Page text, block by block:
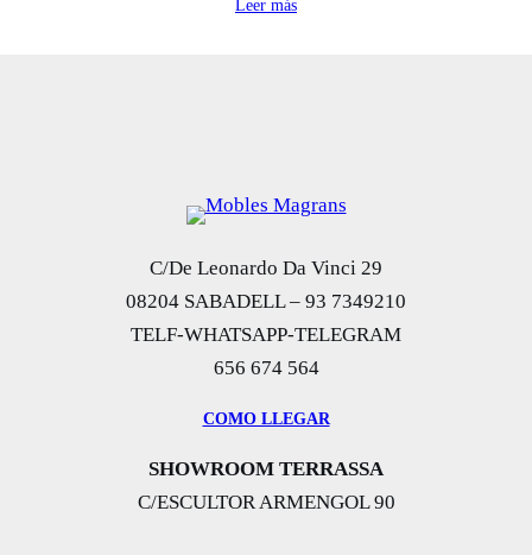
Leer más
C/De Leonardo Da Vinci 29
08204 SABADELL – 93 7349210
TELF-WHATSAPP-TELEGRAM
656 674 564
COMO LLEGAR
SHOWROOM TERRASSA
C/ESCULTOR ARMENGOL 90